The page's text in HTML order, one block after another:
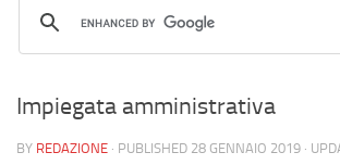
Impiegata amministrativa
BY REDAZIONE · PUBLISHED 28 GENNAIO 2019 ·